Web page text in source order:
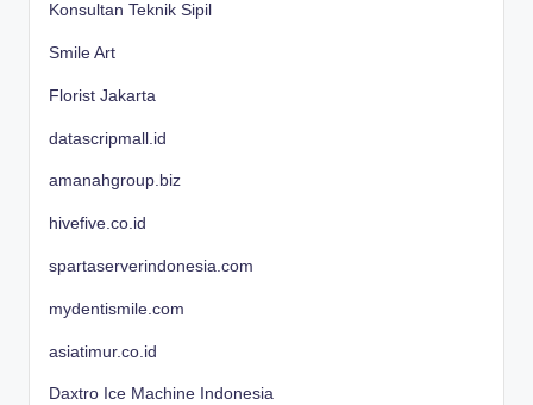
Konsultan Teknik Sipil
Smile Art
Florist Jakarta
datascripmall.id
amanahgroup.biz
hivefive.co.id
spartaserverindonesia.com
mydentismile.com
asiatimur.co.id
Daxtro Ice Machine Indonesia